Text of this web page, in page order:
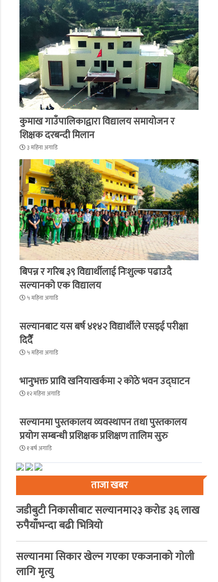
कुमाख गाउँपालिकाद्वारा विद्यालय समायोजन र
शिक्षक दरबन्दी मिलान
३ महिना अगाडि
बिपन्न र गरिब ३९ विद्यार्थीलाई निःशुल्क पढाउदै
सल्यानको एक विद्यालय
५ महिना अगाडि
सल्यानबाट यस बर्ष ४१४२ विद्यार्थीले एसइई परीक्षा
दिदैँ
५ महिना अगाडि
भानुभक्त प्रावि खनियाखर्कमा २ कोठे भवन उद्घाटन
१२ महिना अगाडि
सल्यानमा पुस्तकालय व्यवस्थापन तथा पुस्तकालय
प्रयोग सम्बन्धी प्रशिक्षक प्रशिक्षण तालिम सुरु
१ बर्ष अगाडि
ताजा खबर
जडीबुटी निकासीबाट सल्यानमा२३ करोड ३६ लाख
रुपैयाँभन्दा बढी भित्रियो
सल्यानमा सिकार खेल्न गएका एकजनाको गाेली
लागि मृत्यु